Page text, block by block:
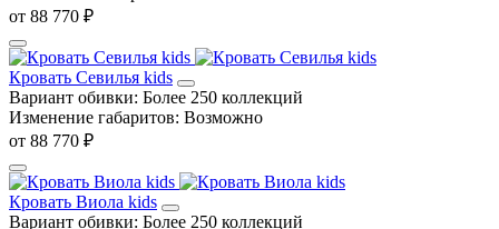
от 88 770 ₽
Кровать Севилья kids
Вариант обивки: Более 250 коллекций
Изменение габаритов: Возможно
от 88 770 ₽
Кровать Виола kids
Вариант обивки: Более 250 коллекций